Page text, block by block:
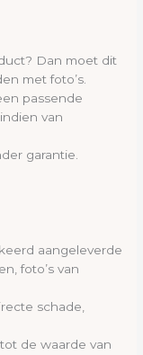
Dan moet dit
met foto’s.
passende
van
garantie.
aangeleverde
foto’s van
schade,
de waarde van